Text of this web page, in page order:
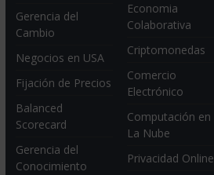
Gerencia del
Cambio
Negocios en USA
Fijación de Precios
Balanced
Scorecard
Gerencia del
Conocimiento
Economia
Colaborativa
Criptomonedas
Comercio
Electrónico
Computación en
La Nube
Privacidad Online